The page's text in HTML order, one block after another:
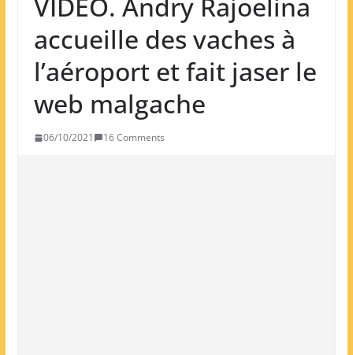
accueille des vaches à
l’aéroport et fait jaser le
web malgache
06/10/2021 16 Comments